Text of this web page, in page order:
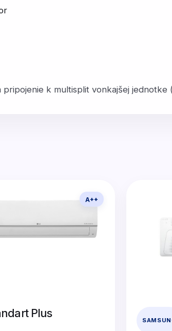
k multisplit vonkajšej
A++
Plus